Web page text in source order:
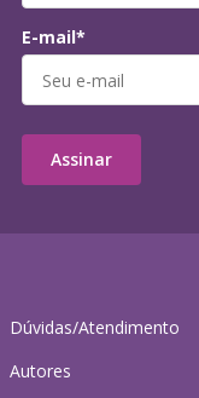
Dúvidas/Atendimento
Autores
E-mail*
Assinar